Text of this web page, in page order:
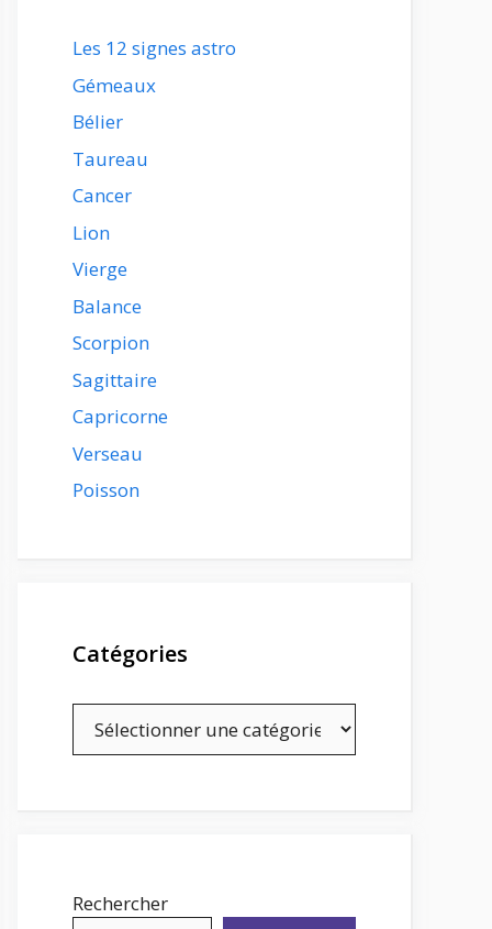
Les 12 signes astro
Gémeaux
Bélier
Taureau
Cancer
Lion
Vierge
Balance
Scorpion
Sagittaire
Capricorne
Verseau
Poisson
Catégories
Rechercher